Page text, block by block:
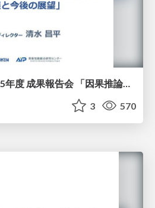
AIPシンポジウム 2025年度 成果報告会 「因果推論チーム」
3 570